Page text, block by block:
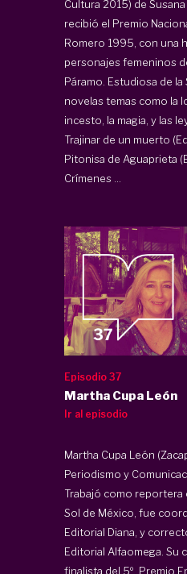
Cultura 2015) de
recibió el Premio
Romero 1995, con una
personajes femeninos
Páramo. Estudiosa de la
novelas temas como la
incesto, la magia, y las
Trajinar de un muerto
Pitonisa de Aguaprieta
Crímenes ...
Episodio 37
Martha Cupa León
Ir al episodio
Martha Cupa León
Periodismo y
Trabajó como reportera
Sol de México, fue
Editorial Diana, y
Editorial Alfaomega. Su
finalista del 5º. Premio